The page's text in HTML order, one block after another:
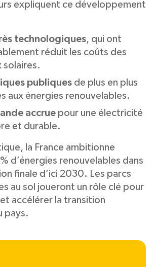
expliquent ce développement
technologiques, qui ont
réduit les coûts des
solaires.
publiques de plus en plus
aux énergies renouvelables.
accrue pour une électricité
et durable.
la France ambitionne
d’énergies renouvelables dans
finale d’ici 2030. Les parcs
au sol joueront un rôle clé pour
accélérer la transition
pays.